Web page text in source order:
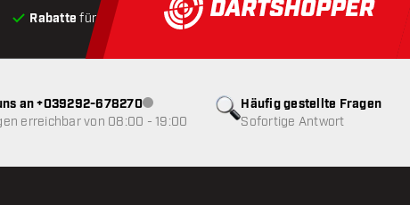
Rabatte für Kunden Produkte auf Lager, Versand
Häufig gestellte Fragen
Sofortige Antwort
an +039292-678270Kundenservice nicht verfügbar
erreichbar von 08:00 - 19:00